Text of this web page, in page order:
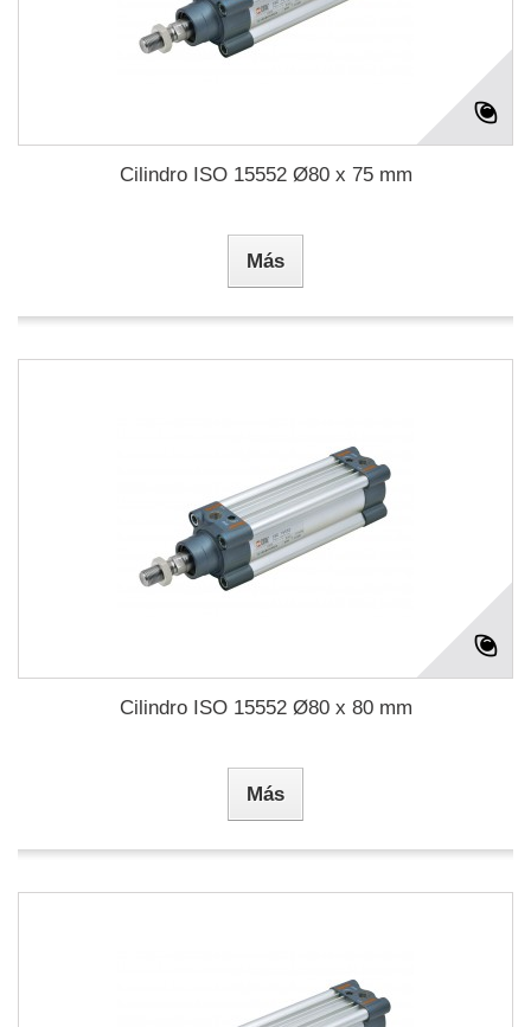
Cilindro ISO 15552 Ø80 x 75 mm
Más
Cilindro ISO 15552 Ø80 x 80 mm
Más